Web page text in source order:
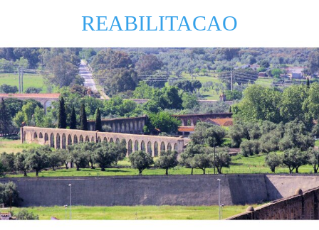
REABILITACAO